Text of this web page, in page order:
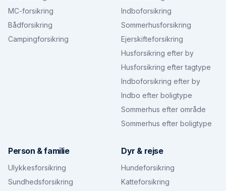
MC-forsikring
Bådforsikring
Campingforsikring
Indboforsikring
Sommerhusforsikring
Ejerskifteforsikring
Husforsikring efter by
Husforsikring efter tagtype
Indboforsikring efter by
Indbo efter boligtype
Sommerhus efter område
Sommerhus efter boligtype
Person & familie
Ulykkesforsikring
Sundhedsforsikring
Dyr & rejse
Hundeforsikring
Katteforsikring